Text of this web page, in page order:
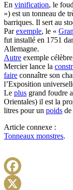
En vinification, le
») est un tonneau de
barriques. Il sert au
Parexemple, le «
fut installé en 1751
Allemagne.
Autre exemple
Mercier lance la
faire connaître son
l’Exposition
Le plus grand foudre
Orientales) il est la
litres pour un poids
Article connexe :
Tonneaux monstres.